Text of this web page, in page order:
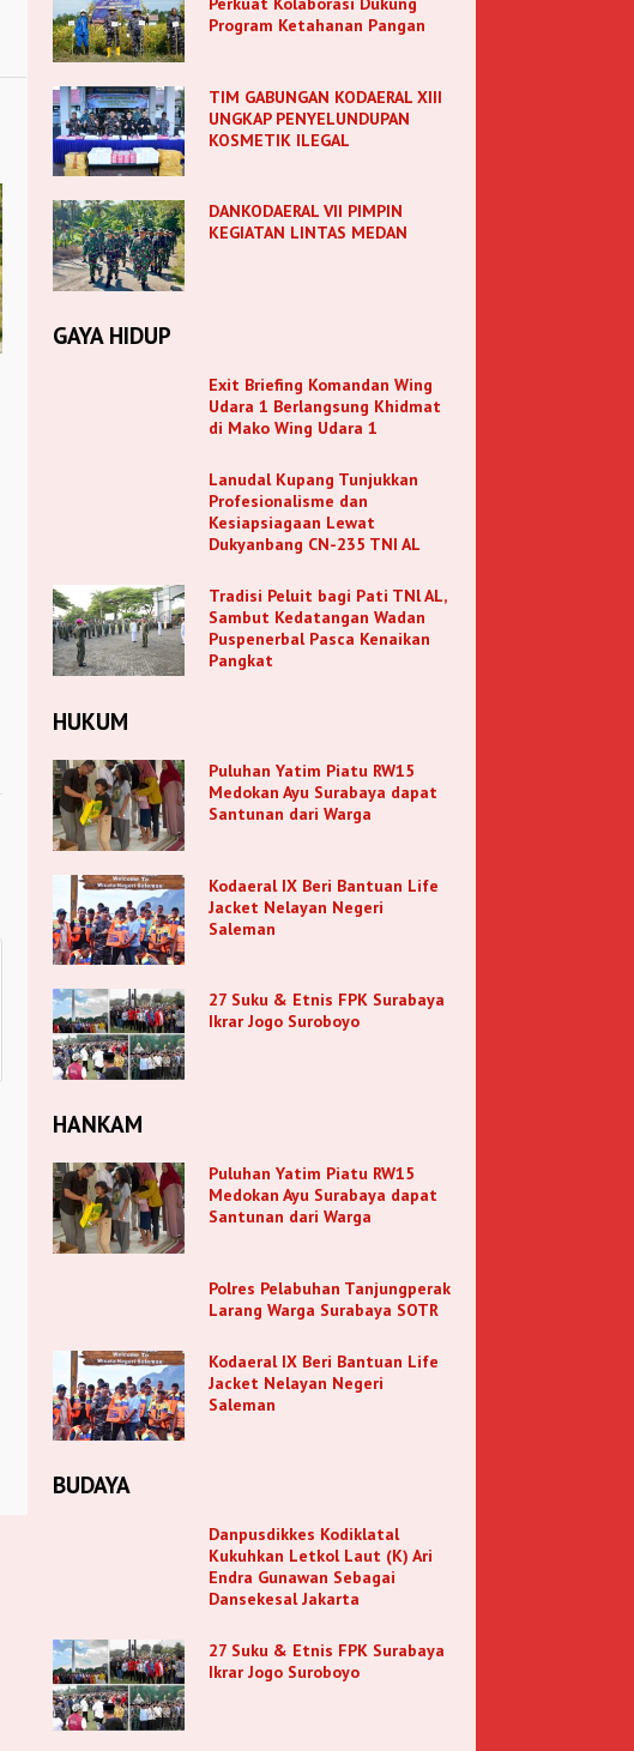
Program Ketahanan Pangan
TIM GABUNGAN KODAERAL XIII
UNGKAP PENYELUNDUPAN
KOSMETIK ILEGAL
DANKODAERAL VII PIMPIN
KEGIATAN LINTAS MEDAN
GAYA HIDUP
Exit Briefing Komandan Wing
Udara 1 Berlangsung Khidmat
di Mako Wing Udara 1
Lanudal Kupang Tunjukkan
Profesionalisme dan
Kesiapsiagaan Lewat
Dukyanbang CN-235 TNI AL
Tradisi Peluit bagi Pati TNl AL,
Sambut Kedatangan Wadan
Puspenerbal Pasca Kenaikan
Pangkat
HUKUM
Puluhan Yatim Piatu RW15
Medokan Ayu Surabaya dapat
Santunan dari Warga
Kodaeral IX Beri Bantuan Life
Jacket Nelayan Negeri
Saleman
27 Suku & Etnis FPK Surabaya
Ikrar Jogo Suroboyo
HANKAM
Puluhan Yatim Piatu RW15
Medokan Ayu Surabaya dapat
Santunan dari Warga
Polres Pelabuhan Tanjungperak
Larang Warga Surabaya SOTR
Kodaeral IX Beri Bantuan Life
Jacket Nelayan Negeri
Saleman
BUDAYA
Danpusdikkes Kodiklatal
Kukuhkan Letkol Laut (K) Ari
Endra Gunawan Sebagai
Dansekesal Jakarta
27 Suku & Etnis FPK Surabaya
Ikrar Jogo Suroboyo